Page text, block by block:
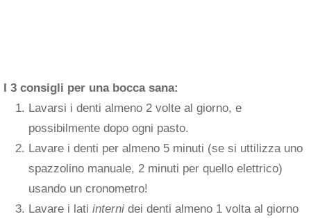
I 3 consigli per una bocca sana:
Lavarsi i denti almeno 2 volte al giorno, e
possibilmente dopo ogni pasto.
Lavare i denti per almeno 5 minuti (se si uttilizza uno
spazzolino manuale, 2 minuti per quello elettrico)
usando un cronometro!
Lavare i lati interni dei denti almeno 1 volta al giorno